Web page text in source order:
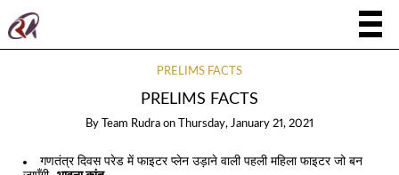
PRELIMS FACTS
PRELIMS FACTS
By Team Rudra on Thursday, January 21, 2021
गणतंत्र दिवस परेड में फाइटर प्लेन उड़ाने वाली पहली महिला फाइटर जो बन